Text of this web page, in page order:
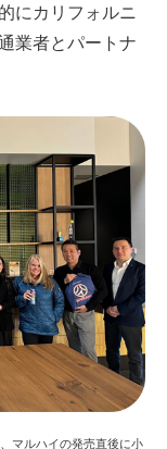
にカリフォルニ
業者とパートナ
マルハイの発売直後に小